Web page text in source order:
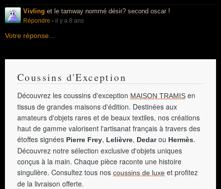
Vivling et le tamway nommé désir? second oscar !
Répondre - il y a 8 ans
Votre réponse...
Coussins d'Exception
Découvrez les coussins d'exception MAISON TRAMIS en
tissus de grandes maisons d'édition. Destinées aux
amateurs d'objets rares et de beaux textiles, nos créations
haut de gamme valorisent l'artisanat français à travers des
étoffes signées Pierre Frey, Lelièvre, Dedarou Hermès.
Découvrez notre sélection exclusive d'objets uniques
conçus à la main. Chaque pièce raconte une histoire
singulière. Consultez tous nos coussins de luxe et profitez
de la livraison offerte.